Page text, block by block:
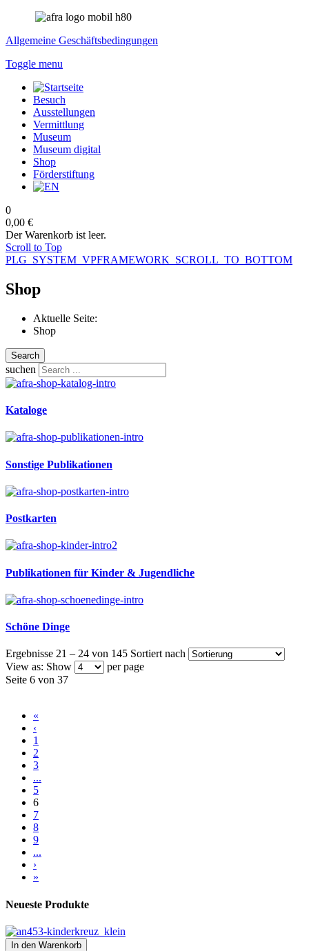
Allgemeine Geschäftsbedingungen
Toggle menu
Besuch
Ausstellungen
Vermittlung
Museum
Museum digital
Shop
Förderstiftung
0
0,00 €
Der Warenkorb ist leer.
Scroll to Top
PLG_SYSTEM_VPFRAMEWORK_SCROLL_TO_BOTTOM
Shop
Aktuelle Seite:
Shop
Search
suchen
Kataloge
Sonstige Publikationen
Postkarten
Publikationen für Kinder & Jugendliche
Schöne Dinge
Ergebnisse 21 – 24 von 145 Sortiert nach
View as: Show
per page
Seite 6 von 37
«
‹
1
2
3
...
5
6
7
8
9
...
›
»
Neueste Produkte
In den Warenkorb